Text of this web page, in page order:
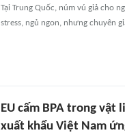
Tại Trung Quốc, núm vú giả cho
stress, ngủ ngon, nhưng chuyên
EU cấm BPA trong
xuất khẩu Việt Nam